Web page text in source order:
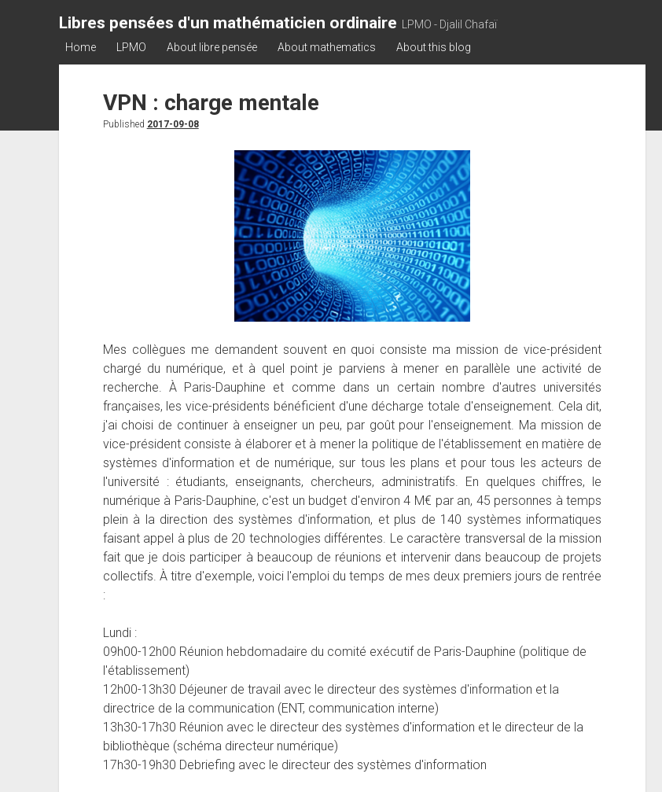
Libres pensées d'un mathématicien ordinaire
LPMO - Djalil Chafaï
Home
LPMO About libre pensée About mathematics About this blog
VPN : charge mentale
Published 2017-09-08
Mes collègues me demandent souvent en quoi consiste ma mission de vice-président
chargé du numérique, et à quel point je parviens à mener en parallèle une activité de
recherche. À Paris-Dauphine et comme dans un certain nombre d'autres universités
françaises, les vice-présidents bénéficient d'une décharge totale d'enseignement. Cela dit,
j'ai choisi de continuer à enseigner un peu, par goût pour l'enseignement. Ma mission de
vice-président consiste à élaborer et à mener la politique de l'établissement en matière de
systèmes d'information et de numérique, sur tous les plans et pour tous les acteurs de
l'université : étudiants, enseignants, chercheurs, administratifs. En quelques chiffres, le
numérique à Paris-Dauphine, c'est un budget d'environ 4 M€ par an, 45 personnes à temps
plein à la direction des systèmes d'information, et plus de 140 systèmes informatiques
faisant appel à plus de 20 technologies différentes. Le caractère transversal de la mission
fait que je dois participer à beaucoup de réunions et intervenir dans beaucoup de projets
collectifs. À titre d'exemple, voici l'emploi du temps de mes deux premiers jours de rentrée
:
Lundi :
09h00-12h00 Réunion hebdomadaire du comité exécutif de Paris-Dauphine (politique de
l'établissement)
12h00-13h30 Déjeuner de travail avec le directeur des systèmes d'information et la
directrice de la communication (ENT, communication interne)
13h30-17h30 Réunion avec le directeur des systèmes d'information et le directeur de la
bibliothèque (schéma directeur numérique)
17h30-19h30 Debriefing avec le directeur des systèmes d'information